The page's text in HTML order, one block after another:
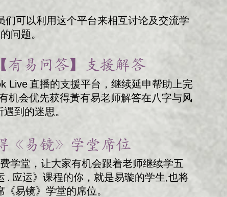
可以利用这个平台来相互讨论及交流学
问题。
有易问答】支援解答
Live 直播的支援平台，继续延申帮助上完
机会优先获得黃有易老师解答在八字与风
到的迷思。
《易镜》学堂席位
学堂，让大家有机会跟着老师继续学五
. 应运》课程的你，就是易璇的学生,也将
易镜》学堂的席位。